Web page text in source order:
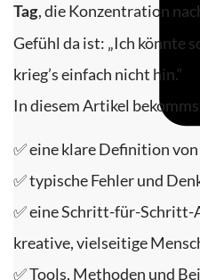
Tag, die Konzentration
Gefühl da ist: „Ich könnte
krieg’s einfach nicht hin.“
In diesem Artikel
✅ eine klare Definition
✅ typische Fehler und
✅ eine Schritt-für-Schritt-
kreative, vielseitige
✅ Tools, Methoden und